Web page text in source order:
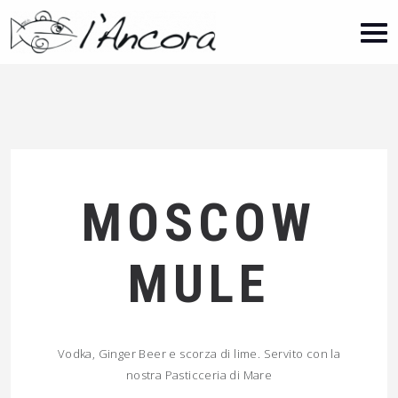
MOSCOW
MULE
Vodka, Ginger Beer e scorza di lime. Servito con la
nostra Pasticceria di Mare